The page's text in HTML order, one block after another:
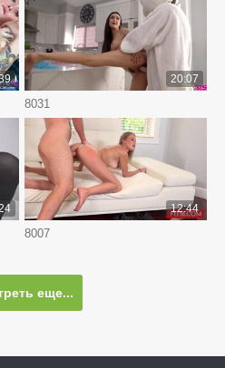
8031
20:07
8007
12:44
еще...